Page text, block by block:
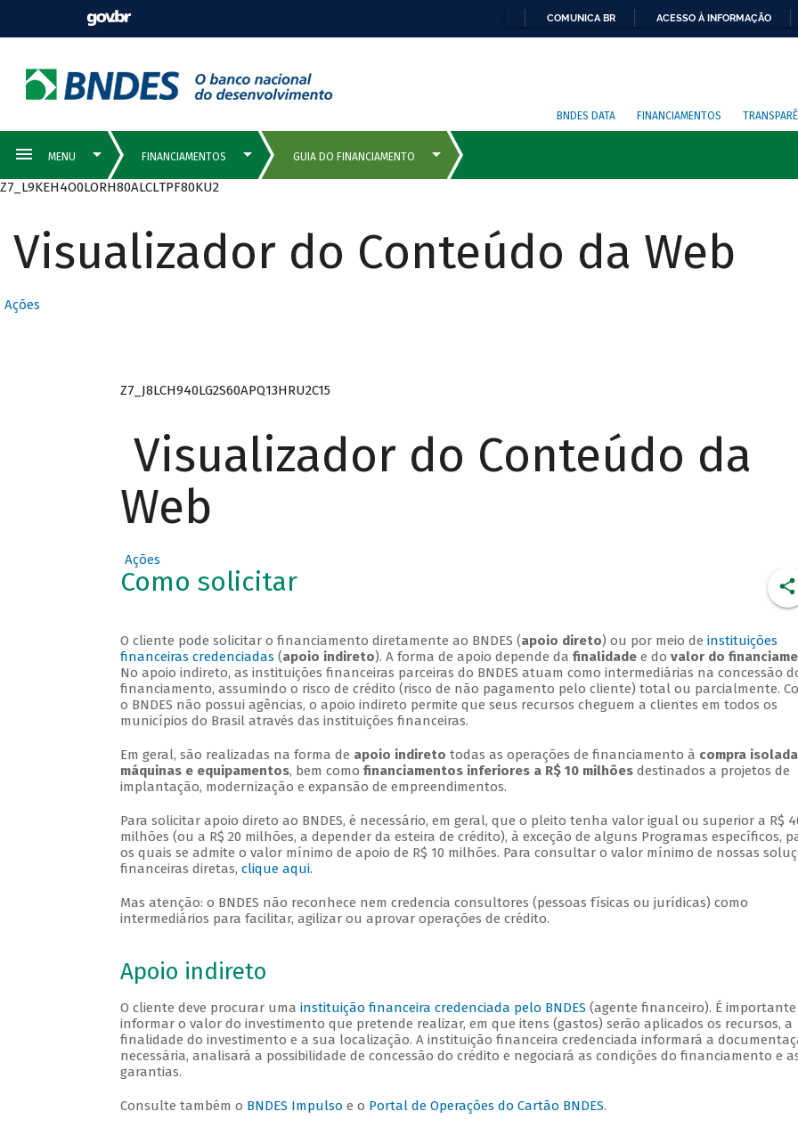
COMUNICA BR ACESSO À INFORMAÇÃO
BNDES DATA FINANCIAMENTOS
Z7_L9KEH4O0LORH80ALCLTPF80KU2
Visualizador do Conteúdo da Web
Ações
Z7_J8LCH940LG2S60APQ13HRU2C15
Visualizador do Conteúdo da
Web
Ações
Como solicitar
O cliente pode solicitar o financiamento diretamente ao BNDES (apoio direto) ou por meio de instituições
financeiras credenciadas (apoio indireto). A forma de apoio depende da finalidadee do valor do
No apoio indireto, as instituições financeiras parceiras do BNDES atuam como intermediárias na concessão
financiamento, assumindo o risco de crédito (risco de não pagamento pelo cliente) total ou parcialmente.
o BNDES não possui agências, o apoio indireto permite que seus recursos cheguem a clientes em todos os
municípios do Brasil através das instituições financeiras.
Em geral, são realizadas na forma de apoio indireto todas as operações de financiamento à compra
máquinas e equipamentos, bem como financiamentos inferiores a R$ 10 milhõesdestinados a projetos de
implantação, modernização e expansão de empreendimentos.
Para solicitar apoio direto ao BNDES, é necessário, em geral, que o pleito tenha valor igual ou superior a R$
milhões (ou a R$ 20 milhões, a depender da esteira de crédito), à exceção de alguns Programas específicos,
os quais se admite o valor mínimo de apoio de R$ 10 milhões. Para consultar o valor mínimo de nossas
financeiras diretas, clique aqui.
Mas atenção: o BNDES não reconhece nem credencia consultores (pessoas físicas ou jurídicas) como
intermediários para facilitar, agilizar ou aprovar operações de crédito.
Apoio indireto
O cliente deve procurar uma instituição financeira credenciada pelo BNDES (agente financeiro). É importante
informar o valor do investimento que pretende realizar, em que itens (gastos) serão aplicados os recursos, a
finalidade do investimento e a sua localização. A instituição financeira credenciada informará a
necessária, analisará a possibilidade de concessão do crédito e negociará as condições do financiamento e
garantias.
Consulte também o BNDES Impulso e o Portal de Operações do Cartão BNDES.